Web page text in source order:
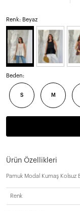
Renk: Beyaz
Beden:
S M
Ürün Özellikleri
Pamuk Modal Kumaş Kolsuz
Renk